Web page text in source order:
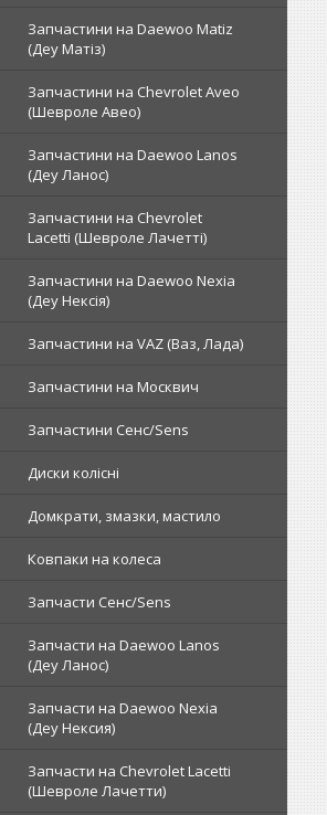
Запчастини на Daewoo Matiz
(Деу Матіз)
Запчастини на Chevrolet Aveo
(Шевроле Авео)
Запчастини на Daewoo Lanos
(Деу Ланос)
Запчастини на Chevrolet
Lacetti (Шевроле Лачетті)
Запчастини на Daewoo Nexia
(Деу Нексія)
Запчастини на VAZ (Ваз, Лада)
Запчастини на Москвич
Запчастини Сенс/Sens
Диски колісні
Домкрати, змазки, мастило
Ковпаки на колеса
Запчасти Сенс/Sens
Запчасти на Daewoo Lanos
(Деу Ланос)
Запчасти на Daewoo Nexia
(Деу Нексия)
Запчасти на Chevrolet Lacetti
(Шевроле Лачетти)